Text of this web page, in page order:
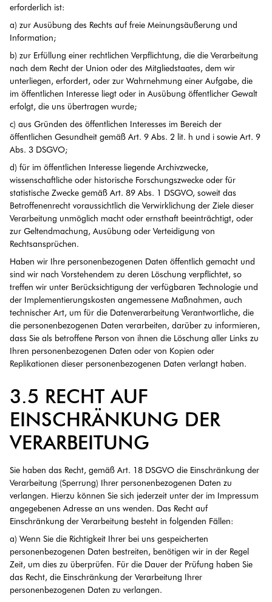
erforderlich ist:
a) zur Ausübung des Rechts auf freie Meinungsäußerung und
Information;
b) zur Erfüllung einer rechtlichen Verpflichtung, die die Verarbeitung
nach dem Recht der Union oder des Mitgliedstaates, dem wir
unterliegen, erfordert, oder zur Wahrnehmung einer Aufgabe, die
im öffentlichen Interesse liegt oder in Ausübung öffentlicher Gewalt
erfolgt, die uns übertragen wurde;
c) aus Gründen des öffentlichen Interesses im Bereich der
öffentlichen Gesundheit gemäß Art. 9 Abs. 2 lit. h und i sowie Art. 9
Abs. 3 DSGVO;
d) für im öffentlichen Interesse liegende Archivzwecke,
wissenschaftliche oder historische Forschungszwecke oder für
statistische Zwecke gemäß Art. 89 Abs. 1 DSGVO, soweit das
Betroffenenrecht voraussichtlich die Verwirklichung der Ziele dieser
Verarbeitung unmöglich macht oder ernsthaft beeinträchtigt, oder
zur Geltendmachung, Ausübung oder Verteidigung von
Rechtsansprüchen.
Haben wir Ihre personenbezogenen Daten öffentlich gemacht und
sind wir nach Vorstehendem zu deren Löschung verpflichtet, so
treffen wir unter Berücksichtigung der verfügbaren Technologie und
der Implementierungskosten angemessene Maßnahmen, auch
technischer Art, um für die Datenverarbeitung Verantwortliche, die
die personenbezogenen Daten verarbeiten, darüber zu informieren,
dass Sie als betroffene Person von ihnen die Löschung aller Links zu
Ihren personenbezogenen Daten oder von Kopien oder
Replikationen dieser personenbezogenen Daten verlangt haben.
3.5 RECHT AUF
EINSCHRÄNKUNG DER
VERARBEITUNG
Sie haben das Recht, gemäß Art. 18 DSGVO die Einschränkung der
Verarbeitung (Sperrung) Ihrer personenbezogenen Daten zu
verlangen. Hierzu können Sie sich jederzeit unter der im Impressum
angegebenen Adresse an uns wenden. Das Recht auf
Einschränkung der Verarbeitung besteht in folgenden Fällen:
a) Wenn Sie die Richtigkeit Ihrer bei uns gespeicherten
personenbezogenen Daten bestreiten, benötigen wir in der Regel
Zeit, um dies zu überprüfen. Für die Dauer der Prüfung haben Sie
das Recht, die Einschränkung der Verarbeitung Ihrer
personenbezogenen Daten zu verlangen.